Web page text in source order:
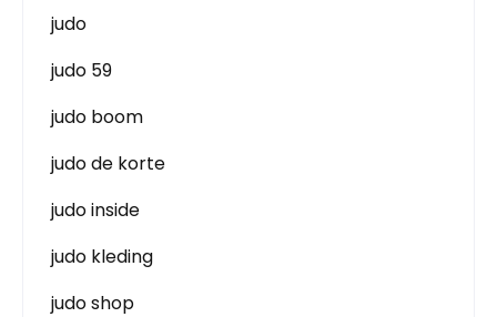
judo
judo 59
judo boom
judo de korte
judo inside
judo kleding
judo shop